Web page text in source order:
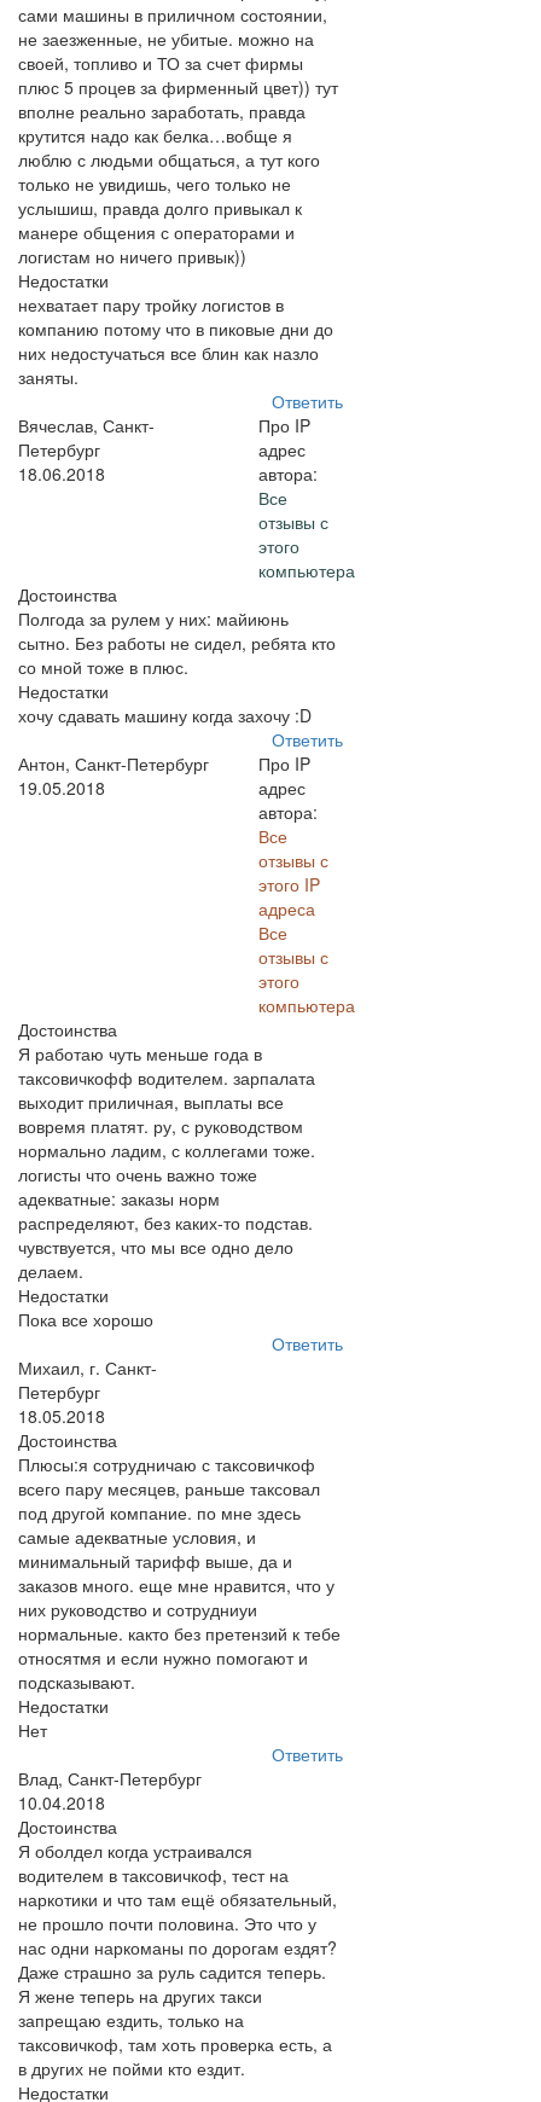
сами машины в приличном состоянии,
не заезженные, не убитые. можно на
своей, топливо и ТО за счет фирмы
плюс 5 процев за фирменный цвет)) тут
вполне реально заработать, правда
крутится надо как белка…вобще я
люблю с людьми общаться, а тут кого
только не увидишь, чего только не
услышиш, правда долго привыкал к
манере общения с операторами и
логистам но ничего привык))
Недостатки
нехватает пару тройку логистов в
компанию потому что в пиковые дни до
них недостучаться все блин как назло
заняты.
Ответить
Вячеслав, Санкт-
Петербург
18.06.2018
Про IP
адрес
автора:
Все
отзывы с
этого
компьютера
Достоинства
Полгода за рулем у них: майиюнь
сытно. Без работы не сидел, ребята кто
со мной тоже в плюс.
Недостатки
хочу сдавать машину когда захочу :D
Ответить
Антон, Санкт-Петербург
19.05.2018
Про IP
адрес
автора:
Все
отзывы с
этого IP
адреса
Все
отзывы с
этого
компьютера
Достоинства
Я работаю чуть меньше года в
таксовичкофф водителем. зарпалата
выходит приличная, выплаты все
вовремя платят. ру, с руководством
нормально ладим, с коллегами тоже.
логисты что очень важно тоже
адекватные: заказы норм
распределяют, без каких-то подстав.
чувствуется, что мы все одно дело
делаем.
Недостатки
Пока все хорошо
Ответить
Михаил, г. Санкт-
Петербург
18.05.2018
Достоинства
Плюсы:я сотрудничаю с таксовичкоф
всего пару месяцев, раньше таксовал
под другой компание. по мне здесь
самые адекватные условия, и
минимальный тарифф выше, да и
заказов много. еще мне нравится, что у
них руководство и сотрудниуи
нормальные. както без претензий к тебе
относятмя и если нужно помогают и
подсказывают.
Недостатки
Нет
Ответить
Влад, Санкт-Петербург
10.04.2018
Достоинства
Я оболдел когда устраивался
водителем в таксовичкоф, тест на
наркотики и что там ещё обязательный,
не прошло почти половина. Это что у
нас одни наркоманы по дорогам ездят?
Даже страшно за руль садится теперь.
Я жене теперь на других такси
запрещаю ездить, только на
таксовичкоф, там хоть проверка есть, а
в других не пойми кто ездит.
Недостатки